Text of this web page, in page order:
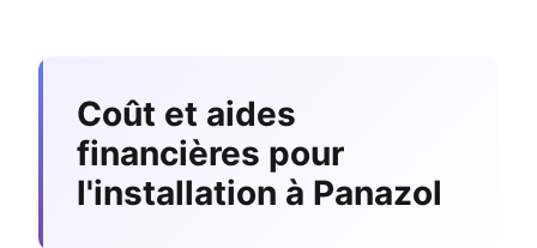
Coût et aides
financières pour
l'installation à Panazol